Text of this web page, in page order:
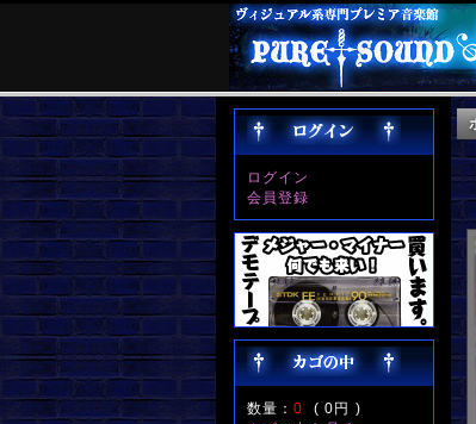
ログイン
会員登録
数量：0 (0円 )